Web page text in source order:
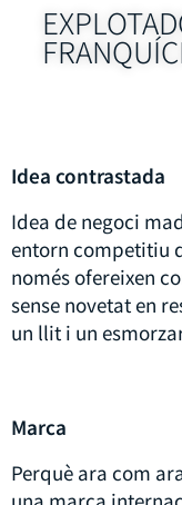
Idea contrastada
Idea de negoci
entorn competitiu
només ofereixen
sense novetat en
un llit i un
Marca
Perquè ara com